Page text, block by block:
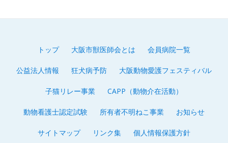
ニ
トップ 大阪市獣医師会とは 会員病院一覧
公益法人情報 狂犬病予防 大阪動物愛護フェスティバル
子猫リレー事業 CAPP（動物介在活動）
動物看護士認定試験 所有者不明ねこ事業 お知らせ
サイトマップ リンク集 個人情報保護方針